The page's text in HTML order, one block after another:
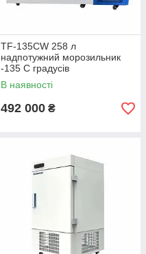
TF-135CW 258 л
надпотужний морозильник
-135 С градусів
В наявності
492 000 ₴